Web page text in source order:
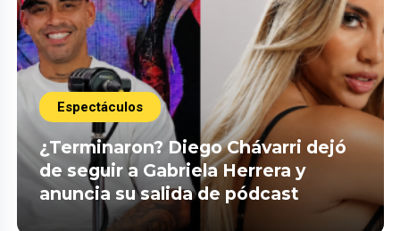
Espectáculos
¿Terminaron? Diego Chávarri dejó
de seguir a Gabriela Herrera y
anuncia su salida de pódcast